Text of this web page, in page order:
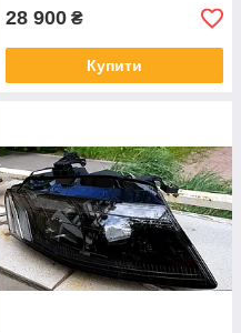
28 900 ₴
Купити